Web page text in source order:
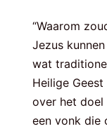
“Waarom
Jezus
wat
Heilige
over het doel
een vonk die